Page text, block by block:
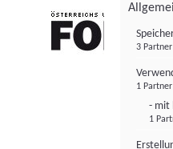
3 Partner
1 Partner
- mit
1
FONDS professionell